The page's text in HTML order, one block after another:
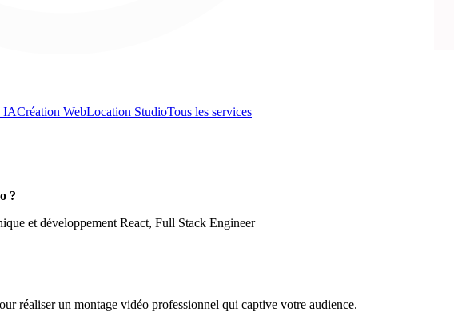
IACréation WebLocation StudioTous les services
?
et développement React, Full Stack Engineer
réaliser un montage vidéo professionnel qui captive votre audience.